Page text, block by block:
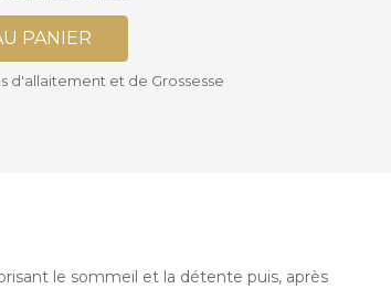
PANIER
d'allaitement et de Grossesse
le sommeil et la détente puis, après